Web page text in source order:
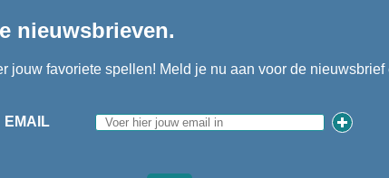
nieuwsbrieven.
jouw favoriete spellen! Meld je nu aan voor de
EMAIL